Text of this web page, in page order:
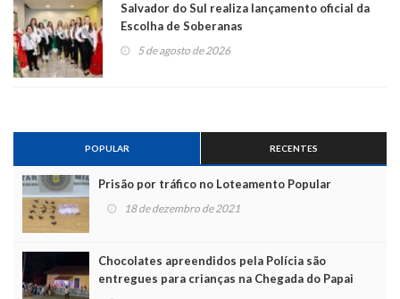
Salvador do Sul realiza lançamento oficial da
Escolha de Soberanas
5 de agosto de 2026
POPULAR RECENTES
Prisão por tráfico no Loteamento Popular
18 de dezembro de 2021
Chocolates apreendidos pela Polícia são
entregues para crianças na Chegada do Papai